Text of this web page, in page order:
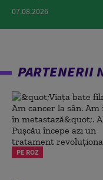
07.08.2026
PARTENERII
PE ROZ